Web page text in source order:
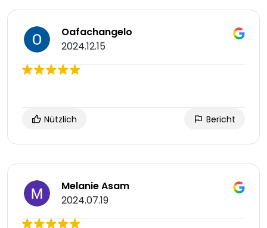
Oafachangelo
2024.12.15
Nützlich Bericht
Melanie Asam
2024.07.19